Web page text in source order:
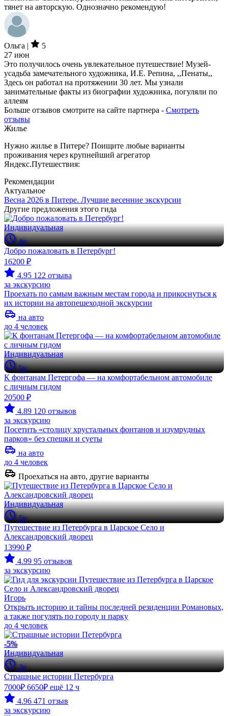
тянет на авторскую. Однозначно рекомендую!
Ольга |
5
27 июн
Это получилось очень увлекательное путешествие! Музей-
усадьба замечательного художника, И.Е. Репина, ,,Пенаты,,
Здесь он работал на протяжении 30 лет. Мы узнали
занимательные факты из биографии художника, погуляли по
аллеям
Больше отзывов смотрите на сайте партнера - Смотреть
отзывы
Жилье
Нужно жилье в Питере? Поищите любые варианты
проживания через крупнейший агрегатор
Яндекс.Путешествия:
Рекомендации
Актуальное
Весна 2026 в Питере. Лучшие весенние экскурсии
Другие предложения этого гида
Индивидуальная
4ч
Добро пожаловать в Петербург!
16200 ₽
4.95 122 отзыва
за экскурсию
Проехать по самым важным местам города и прикоснуться к
их истории на автопешеходной экскурсии
на авто
до 4 человек
Индивидуальная
5ч
К фонтанам Петергофа — на комфортабельном автомобиле
с личным гидом
20500 ₽
4.89 120 отзывов
за экскурсию
Посетить «столицу хрустальных фонтанов и изумрудных
парков» без спешки и суеты
на авто
до 4 человек
Проехаться на авто, другие варианты
Индивидуальная
5ч
Путешествие из Петербурга в Царское Село и
Александровский дворец
13990 ₽
4.99 95 отзывов
за экскурсию
Игорь
Открыть историю и тайны последней резиденции Романовых,
а также погулять по городу и парку
до 4 человек
-5%
Индивидуальная
2ч
Страшные истории Петербурга
7000₽ 6650₽ ещё 12 ч
4.96 471 отзыв
за экскурсию